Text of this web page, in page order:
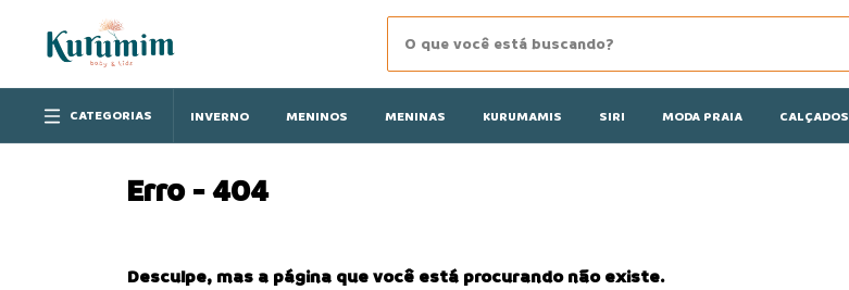
CATEGORIAS INVERNO MENINOS MENINAS KURUMAMIS SIRI MODA PRAIA CALÇADOS
Erro - 404
Desculpe, mas a página que você está procurando não existe.